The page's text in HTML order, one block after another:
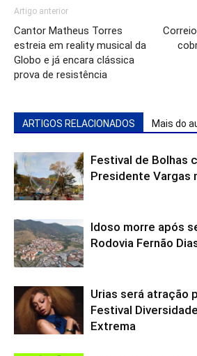
Artigo anterior
Cantor Matheus Torres
estreia em reality musical da
Globo e já encara clássica
prova de resistência
ARTIGOS RELACIONADOS Mais do
Festival de Bolhas
Presidente Vargas
Idoso morre após
Rodovia Fernão
Urias será atração
Festival
Extrema